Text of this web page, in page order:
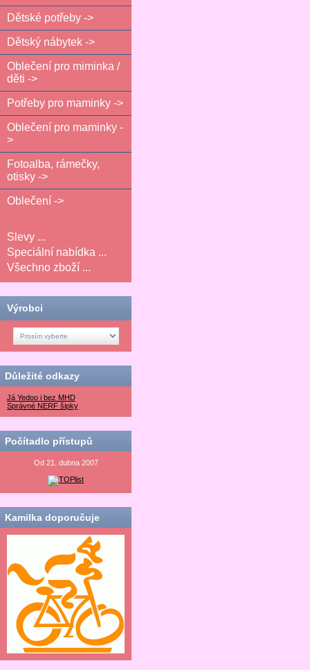
Dětské potřeby ->
Dětský nábytek ->
Oblečení pro miminka /
děti ->
Potřeby pro maminky ->
Oblečení pro maminky -
>
Fotoalba, rámečky,
otisky ->
Oblečení ->
Slevy ...
Speciální nabídka ...
Všechno zboží ...
Výrobci
Důležité odkazy
Já Yedoo i bez MHD
Správné NERF šipky
Počítadlo přístupů
Od 21. dubna 2007
Kamilka doporučuje